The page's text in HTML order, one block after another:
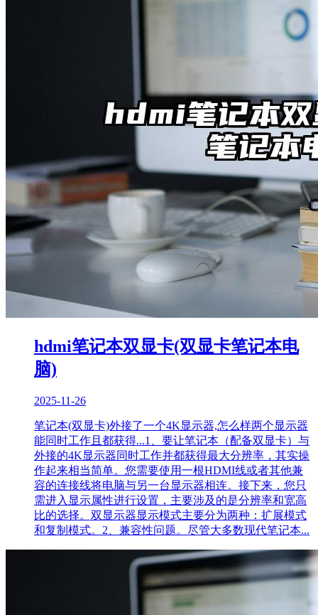
hdmi笔记本双显卡(双显卡笔记本电
脑)
2025-11-26
笔记本(双显卡)外接了一个4K显示器,怎么样两个显示器
能同时工作且都获得...1、要让笔记本（配备双显卡）与
外接的4K显示器同时工作并都获得最大分辨率，其实操
作起来相当简单。您需要使用一根HDMI线或者其他兼
容的连接线将电脑与另一台显示器相连。接下来，您只
需进入显示属性进行设置，主要涉及的是分辨率和宽高
比的选择。双显示器显示模式主要分为两种：扩展模式
和复制模式。2、兼容性问题。尽管大多数现代笔记本...